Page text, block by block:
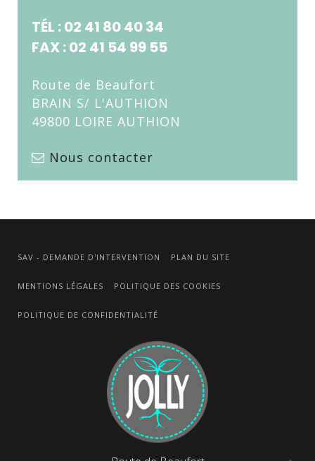
TÉL : 02 41 80 40 34
FAX : 02 41 54 99 55
Route de Beaufort
BRAIN S/ L'AUTHION
49800 LOIRE AUTHION
Nous contacter
SAV - DEMANDE D'INTERVENTION PLAN DU SITE
MENTIONS LÉGALES POLITIQUE DES COOKIES
POLITIQUE DE CONFIDENTIALITÉ